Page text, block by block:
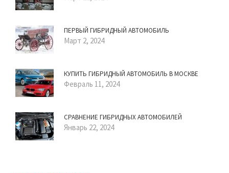
ПЕРВЫЙ ГИБРИДНЫЙ АВТОМОБИЛЬ
Март 2, 2024
КУПИТЬ ГИБРИДНЫЙ АВТОМОБИЛЬ В МОСКВЕ
Февраль 11, 2024
СРАВНЕНИЕ ГИБРИДНЫХ АВТОМОБИЛЕЙ
Январь 22, 2024